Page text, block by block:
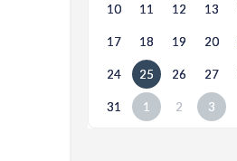
10 11 12 13
17 18 19 20
24 25 26 27
31 1 2 3